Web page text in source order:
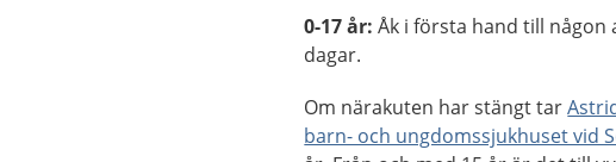
0-17 år: Åk i första hand till någon
dagar.
Om närakuten har stängt tar
barn- och ungdomssjukhuset vid